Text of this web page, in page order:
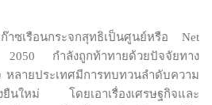
าซเรือนกระจกสุทธิเป็นศูนย์หรือ Net
กำลังถูกท้าทายด้วยปัจจัยทาง
หลายประเทศมีการทบทวนลำดับความ
ยืนใหม่ โดยเอาเรื่องเศรษฐกิจและ